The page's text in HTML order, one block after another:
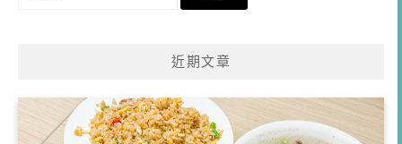
近期文章